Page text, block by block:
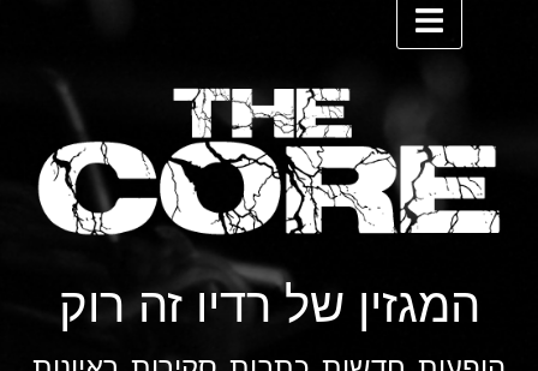
המגזין של רדיו זה רוק